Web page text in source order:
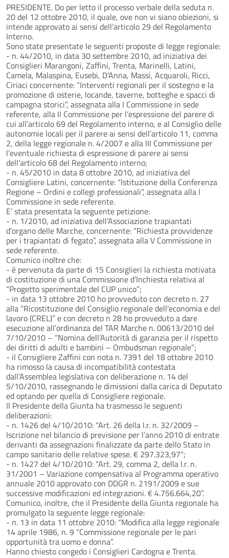
PRESIDENTE. Do per letto il processo verbale della seduta n.
20 del 12 ottobre 2010, il quale, ove non vi siano obiezioni, si
intende approvato ai sensi dell’articolo 29 del Regolamento
Interno.
Sono state presentate le seguenti proposte di legge regionale:
- n. 44/2010, in data 30 settembre 2010, ad iniziativa dei
Consiglieri Marangoni, Zaffini, Trenta, Marinelli, Latini,
Camela, Malaspina, Eusebi, D’Anna, Massi, Acquaroli, Ricci,
Ciriaci concernente: “Interventi regionali per il sostegno e la
promozione di osterie, locande, taverne, botteghe e spacci di
campagna storici”, assegnata alla I Commissione in sede
referente, alla II Commissione per l’espressione del parere di
cui all’articolo 69 del Regolamento interno, e al Consiglio delle
autonomie locali per il parere ai sensi dell’articolo 11, comma
2, della legge regionale n. 4/2007 e alla III Commissione per
l’eventuale richiesta di espressione di parere ai sensi
dell’articolo 68 del Regolamento interno;
- n. 45/2010 in data 8 ottobre 2010, ad iniziativa del
Consigliere Latini, concernente: “Istituzione della Conferenza
Regione – Ordini e collegi professionali”, assegnata alla I
Commissione in sede referente.
E’ stata presentata la seguente petizione:
- n. 1/2010, ad iniziativa dell’Associazione trapiantati
d’organo delle Marche, concernente: “Richiesta provvidenze
per i trapiantati di fegato”, assegnata alla V Commissione in
sede referente.
Comunico inoltre che:
- è pervenuta da parte di 15 Consiglieri la richiesta motivata
di costituzione di una Commissione d’Inchiesta relativa al
“Progetto sperimentale del CUP unico”;
- in data 13 ottobre 2010 ho provveduto con decreto n. 27
alla “Ricostituzione del Consiglio regionale dell’economia e del
lavoro (CREL)” e con decreto n 28 ho provveduto a dare
esecuzione all’ordinanza del TAR Marche n. 00613/2010 del
7/10/2010 – “Nomina dell’Autorità di garanzia per il rispetto
dei diritti di adulti e bambini – Ombudsman regionale”;
- il Consigliere Zaffini con nota n. 7391 del 18 ottobre 2010
ha rimosso la causa di incompatibilità contestata
dall’Assemblea legislativa con deliberazione n. 14 del
5/10/2010, rassegnando le dimissioni dalla carica di Deputato
ed optando per quella di Consigliere regionale.
Il Presidente della Giunta ha trasmesso le seguenti
deliberazioni:
- n. 1426 del 4/10/2010: “Art. 26 della l.r. n. 32/2009 –
Iscrizione nel bilancio di previsione per l’anno 2010 di entrate
derivanti da assegnazioni finalizzate da parte dello Stato in
campo sanitario delle relative spese. € 297.323,97";
- n. 1427 del 4/10/2010: “Art. 29, comma 2, della l.r. n.
31/2001 – Variazione compensativa al Programma operativo
annuale 2010 approvato con DDGR n. 2191/2009 e sue
successive modificazioni ed integrazioni. € 4.756.664,20”.
Comunico, inoltre, che il Presidente della Giunta regionale ha
promulgato la seguente legge regionale:
- n. 13 in data 11 ottobre 2010: “Modifica alla legge regionale
14 aprile 1986, n. 9 “Commissione regionale per le pari
opportunità tra uomo e donna”.
Hanno chiesto congedo i Consiglieri Cardogna e Trenta.